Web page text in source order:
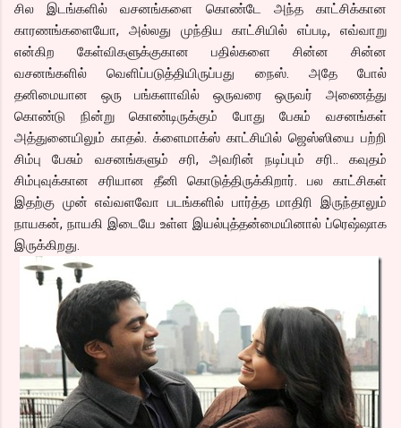
சில இடங்களில் வசனங்களை கொண்டே அந்த காட்சிக்கான
காரணங்களையோ, அல்லது முந்திய காட்சியில் எப்படி, எவ்வாறு
என்கிற கேள்விகளுக்குகான பதில்களை சின்ன சின்ன
வசனங்களில் வெளிப்படுத்தியிருப்பது நைஸ். அதே போல்
தனிமையான ஒரு பங்களாவில் ஒருவரை ஒருவர் அணைத்து
கொண்டு நின்று கொண்டிருக்கும் போது பேசும் வசனங்கள்
அத்துனையிலும் காதல். க்ளைமாக்ஸ் காட்சியில் ஜெஸ்ஸியை பற்றி
சிம்பு பேசும் வசனங்களும் சரி, அவரின் நடிப்பும் சரி.. கவுதம்
சிம்புவுக்கான சரியான தீனி கொடுத்திருக்கிறார். பல காட்சிகள்
இதற்கு முன் எவ்வளவோ படங்களில் பார்த்த மாதிரி இருந்தாலும்
நாயகன், நாயகி இடையே உள்ள இயல்புத்தன்மையினால் ப்ரெஷ்ஷாக
இருக்கிறது.